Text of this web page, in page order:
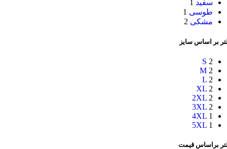
سفید 1
طوسی 1
مشکی 2
بر اساس سایز
S 2
M 2
L 2
XL 2
2XL 2
3XL 2
4XL 1
5XL 1
براساس قیمت